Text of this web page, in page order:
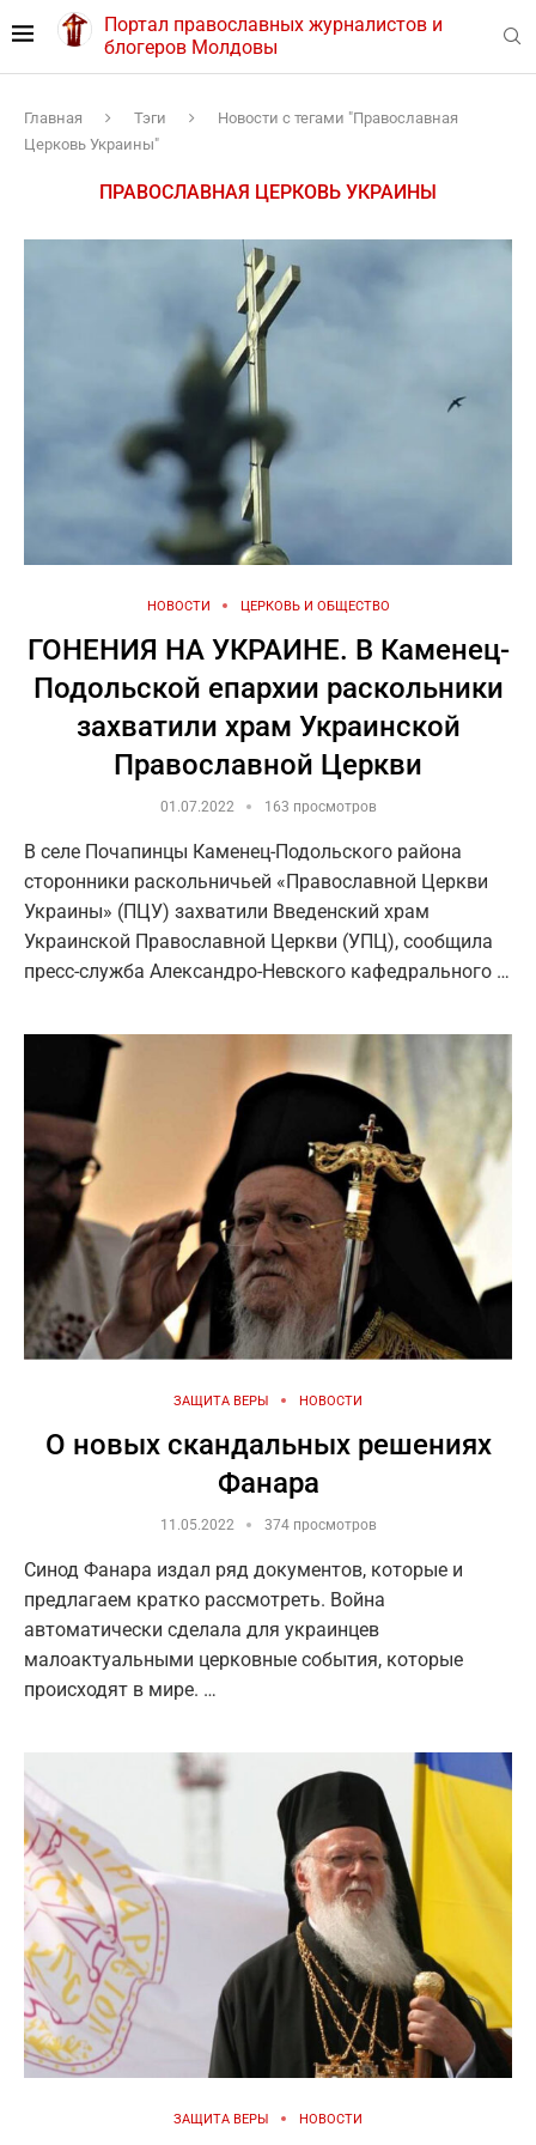
Портал православных журналистов и
блогеров Молдовы
Главная Тэги
Новости с тегами "Православная
Церковь Украины"
ПРАВОСЛАВНАЯ ЦЕРКОВЬ УКРАИНЫ
НОВОСТИ ЦЕРКОВЬ И ОБЩЕСТВО
ГОНЕНИЯ НА УКРАИНЕ. В Каменец-
Подольской епархии раскольники
захватили храм Украинской
Православной Церкви
01.07.2022 163 просмотров
В селе Почапинцы Каменец-Подольского района
сторонники раскольничьей «Православной Церкви
Украины» (ПЦУ) захватили Введенский храм
Украинской Православной Церкви (УПЦ), сообщила
пресс-служба Александро-Невского кафедрального …
ЗАЩИТА ВЕРЫ НОВОСТИ
О новых скандальных решениях
Фанара
11.05.2022 374 просмотров
Синод Фанара издал ряд документов, которые и
предлагаем кратко рассмотреть. Война
автоматически сделала для украинцев
малоактуальными церковные события, которые
происходят в мире. …
ЗАЩИТА ВЕРЫ НОВОСТИ